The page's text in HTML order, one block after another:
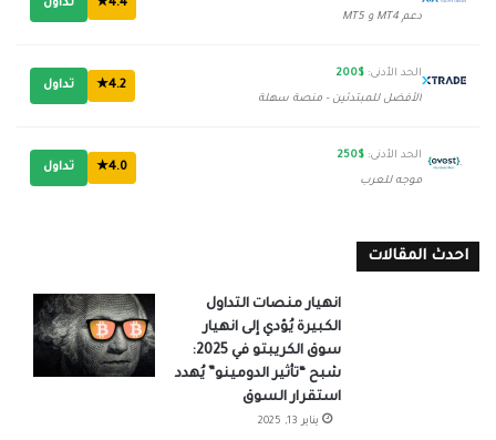
دعم MT4 و MT5
4.4★ تداول
الحد الأدنى: $200
الأفضل للمبتدئين - منصة سهلة
4.2★ تداول
الحد الأدنى: $250
موجه للعرب
4.0★ تداول
احدث المقالات
انهيار منصات التداول
الكبيرة يُؤدي إلى انهيار
سوق الكريبتو في 2025:
شبح “تأثير الدومينو” يُهدد
استقرار السوق
يناير 13, 2025